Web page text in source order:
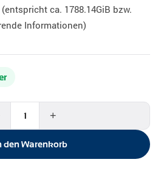
ca. 1788.14GiB bzw.
Informationen)
+
den Warenkorb